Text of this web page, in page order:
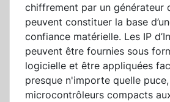
chiffrement par un générateur
peuvent constituer la base
confiance matérielle. Les IP
peuvent être fournies sous
logicielle et être appliquées
presque n'importe quelle
microcontrôleurs compacts